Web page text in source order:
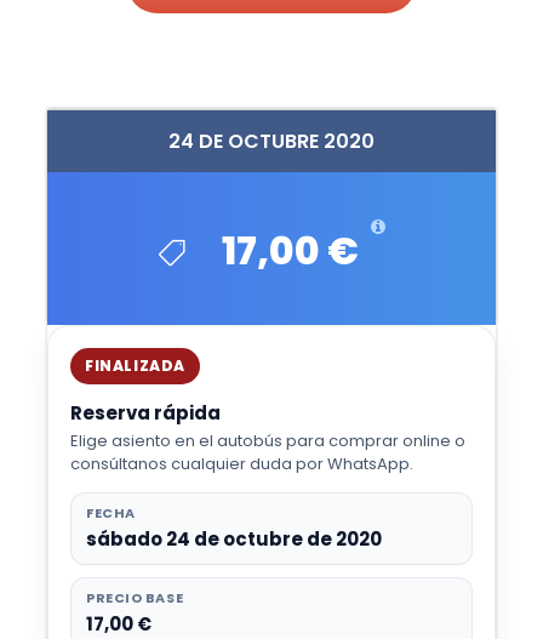
24 DE OCTUBRE 2020
17,00 €
FINALIZADA
Reserva rápida
Elige asiento en el autobús para comprar online o
consúltanos cualquier duda por WhatsApp.
FECHA
sábado 24 de octubre de 2020
PRECIO BASE
17,00 €